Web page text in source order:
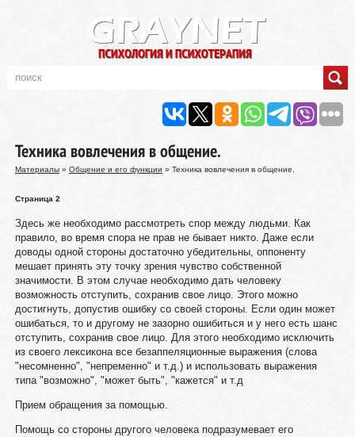
Техника вовлечения в общение.
Материалы» Общение и его функции » Техника вовлечения в общение.
Страница 2
Здесь же необходимо рассмотреть спор между людьми. Как
правило, во время спора не прав не бывает никто. Даже если
доводы одной стороны достаточно убедительны, оппоненту
мешает принять эту точку зрения чувство собственной
значимости. В этом случае необходимо дать человеку
возможность отступить, сохранив свое лицо. Этого можно
достигнуть, допустив ошибку со своей стороны. Если один может
ошибаться, то и другому не зазорно ошибиться и у него есть шанс
отступить, сохранив свое лицо. Для этого необходимо исключить
из своего лексикона все безаппеляционные выражения (слова
"несомненно", "непременно" и т.д.) и использовать выражения
типа "возможно", "может быть", "кажется" и т.д
Прием обращения за помощью.
Помощь со стороны другого человека подразумевает его